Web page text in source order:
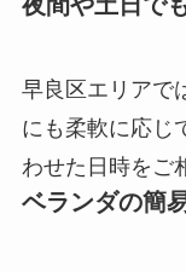
夜間や土日で
早良区エリアで
にも柔軟に応じ
わせた日時をご
ベランダの簡